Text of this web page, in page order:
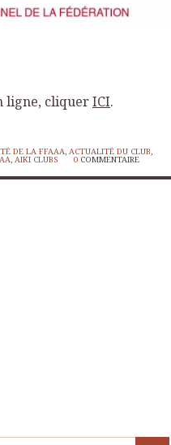
ligne, cliquerICI.
DE LA FFAAA, ACTUALITÉ DU CLUB,
,AIKI CLUBS 0 COMMENTAIRE